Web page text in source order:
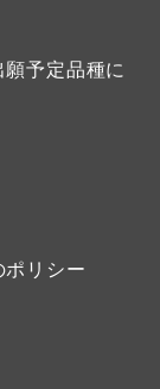
予定品種に
リシー